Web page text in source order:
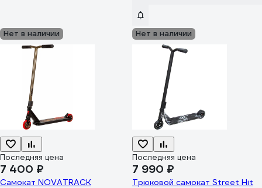
Нет в наличии
Последняя цена
7 400 ₽
Самокат NOVATRACK
Нет в наличии
Последняя цена
7 990 ₽
Трюковой самокат Street Hit